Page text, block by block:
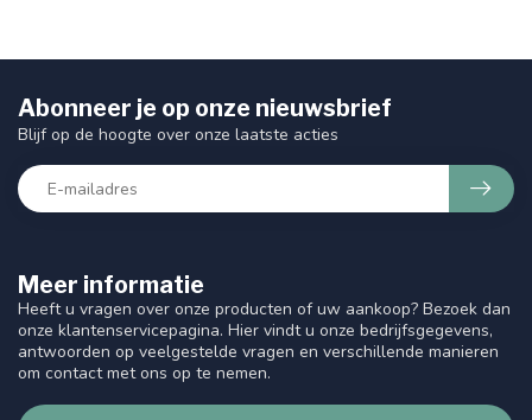
Meer informatie
Heeft u vragen over onze producten of uw aankoop? Bezoek dan
onze klantenservicepagina. Hier vindt u onze bedrijfsgegevens,
antwoorden op veelgestelde vragen en verschillende manieren
om contact met ons op te nemen.
Abonneer je op onze nieuwsbrief
Blijf op de hoogte over onze laatste acties